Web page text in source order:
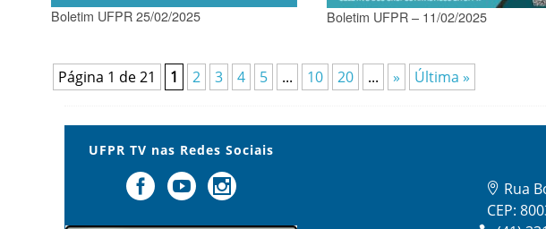
Boletim UFPR 25/02/2025 Boletim UFPR – 11/02/2025
Página 1 de 21 1 2 3 4 5 ... 10 20 ... » Última »
UFPR TV nas Redes Sociais
Rua
CEP: